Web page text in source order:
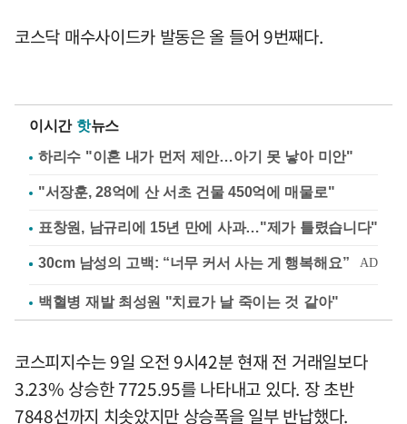
코스닥 매수사이드카 발동은 올 들어 9번째다.
이시간 핫뉴스
하리수 "이혼 내가 먼저 제안…아기 못 낳아 미안"
"서장훈, 28억에 산 서초 건물 450억에 매물로"
표창원, 남규리에 15년 만에 사과…"제가 틀렸습니다"
백혈병 재발 최성원 "치료가 날 죽이는 것 같아"
코스피지수는 9일 오전 9시42분 현재 전 거래일보다
3.23% 상승한 7725.95를 나타내고 있다. 장 초반
7848선까지 치솟았지만 상승폭을 일부 반납했다.